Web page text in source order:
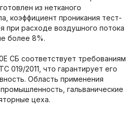
из нетканого
коэффициент проникания тест-
при расходе воздушного потока
более 8%.
СБ соответствует требованиям
019/2011, что гарантирует его
Область применения
гальванические
цеха.